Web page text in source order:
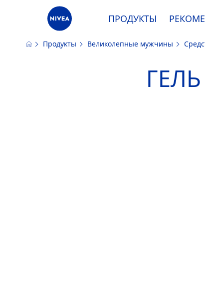
Наш сайт использует
ПРОДУКТЫ
Продукты Великолепные мужчины